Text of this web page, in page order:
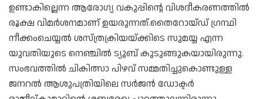
ഉണ്ടാകില്ലെന്ന ആരോഗ്യ വകുപ്പിന്റെ വിശദീകരണത്തിൽ
രൂക്ഷ വിമ‌ർശനമാണ് ഉയരുന്നത്.തൈറോയ്ഡ് ഗ്രന്ഥി
നീക്കംചെയ്യൽ ശസ്ത്രക്രിയയ്ക്കിടെ സുമയ്യ എന്ന
യുവതിയുടെ നെഞ്ചിൽ ട്യൂബ് കുടുങ്ങുകയായിരുന്നു.
സംഭവത്തിൽ ചികിത്സാ പിഴവ് സമ്മതിച്ചുകൊണ്ടുള്ള
ജനറൽ ആശുപത്രിയിലെ സർജൻ ഡോക്ടർ